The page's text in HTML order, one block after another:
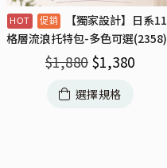
【獨家設計】日系11
格層流浪托特包-多色可選(2358)
$1,880 $1,380
選擇規格